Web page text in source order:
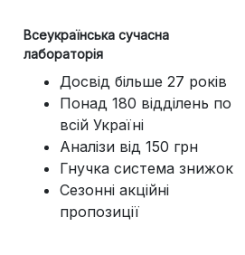
Всеукраїнська сучасна
лабораторія
Досвід більше 27 років
Понад 180 відділень по
всій Україні
Аналізи від 150 грн
Гнучка система знижок
Сезонні акційні
пропозиції